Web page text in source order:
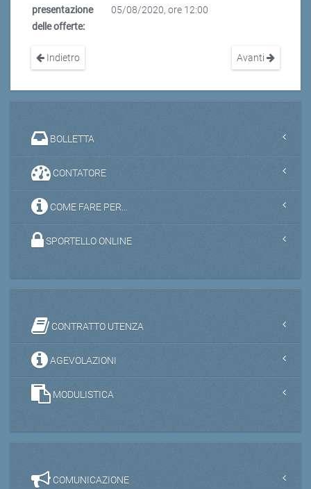
presentazione
delle offerte:
05/08/2020, ore 12:00
Indietro Avanti
BOLLETTA
CONTATORE
COME FARE PER...
SPORTELLO ONLINE
CONTRATTO UTENZA
AGEVOLAZIONI
MODULISTICA
COMUNICAZIONE